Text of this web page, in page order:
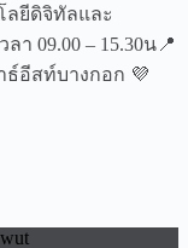
ลยีดิจิทัลและ
า 09.00 – 15.30น📍
ธ์อีสท์บางกอก 💜